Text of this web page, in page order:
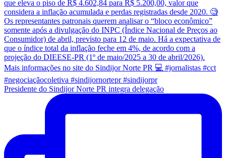
Presidente do Sindijor Norte PR integra delegação